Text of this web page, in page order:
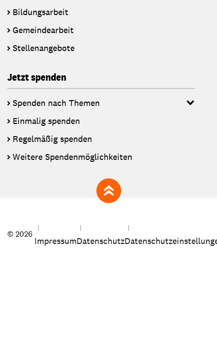
Bildungsarbeit
Gemeindearbeit
Stellenangebote
Jetzt spenden
Spenden nach Themen
Einmalig spenden
Regelmäßig spenden
Weitere Spendenmöglichkeiten
zum Seitenanfang
© 2026
ImpressumDatenschutz